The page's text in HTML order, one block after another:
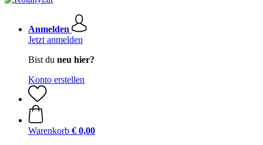
Anmelden
Jetzt anmelden
Bist du neu hier?
Konto erstellen
Warenkorb € 0,00